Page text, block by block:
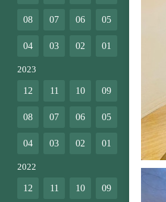
08 07 06 05
04 03 02 01
2023
12 11 10 09
08 07 06 05
04 03 02 01
2022
12 11 10 09